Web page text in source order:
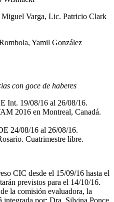
Miguel Varga, Lic. Patricio Clark
Yamil González
con goce de haberes
Int. 19/08/16 al 26/08/16.
2016 en Montreal, Canadá.
24/08/16 al 26/08/16.
Cuatrimestre libre.
CIC desde el 15/09/16 hasta el
previstos para el 14/10/16.
la comisión evaluadora, la
integrada por: Dra. Silvina Ponce